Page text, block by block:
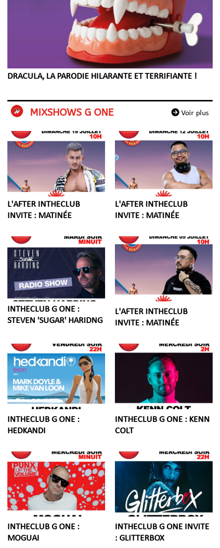
DRACULA, LA PARODIE HILARANTE ET TERRIFIANTE !
Voir plus
MIXSHOWS G ONE
L'AFTER INTHECLUB
INVITE : MATINÉE
L'AFTER INTHECLUB
INVITE : MATINÉE
INTHECLUB G ONE :
STEVEN 'SUGAR' HARIDNG
L'AFTER INTHECLUB
INVITE : MATINÉE
INTHECLUB G ONE :
HEDKANDI
INTHECLUB G ONE : KENN
COLT
INTHECLUB G ONE :
MOGUAI
INTHECLUB G ONE INVITE
: GLITTERBOX